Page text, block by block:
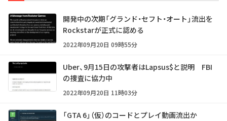
開発中の次期「グランド・セフト・オート」流出を
Rockstarが正式に認める
2022年09月20日 09時55分
Uber、9月15日の攻撃者はLapsus$と説明 FBI
の捜査に協力中
2022年09月20日 11時03分
「GTA 6」（仮）のコードとプレイ動画流出か